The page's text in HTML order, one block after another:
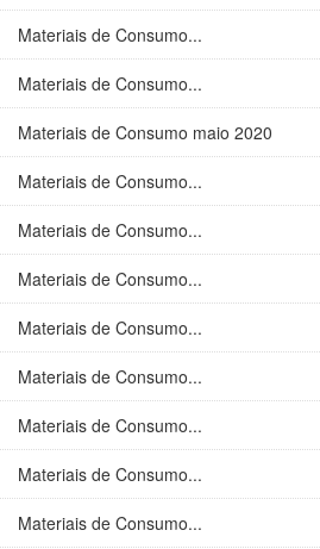
Materiais de Consumo...
Materiais de Consumo...
Materiais de Consumo maio 2020
Materiais de Consumo...
Materiais de Consumo...
Materiais de Consumo...
Materiais de Consumo...
Materiais de Consumo...
Materiais de Consumo...
Materiais de Consumo...
Materiais de Consumo...